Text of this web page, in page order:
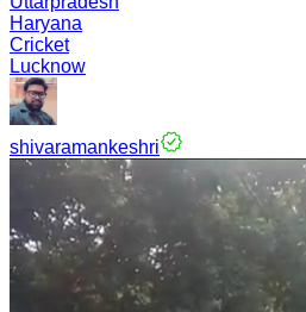
Haryana
Cricket
Lucknow
shivaramankeshri